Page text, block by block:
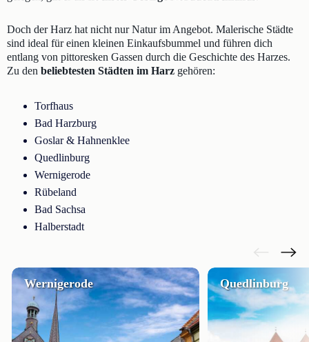
Doch der Harz hat nicht nur Natur im Angebot. Malerische Städte
sind ideal für einen kleinen Einkaufsbummel und führen dich
entlang von pittoresken Gassen durch die Geschichte des Harzes.
Zu den beliebtesten Städten im Harz gehören:
Torfhaus
Bad Harzburg
Goslar & Hahnenklee
Quedlinburg
Wernigerode
Rübeland
Bad Sachsa
Halberstadt
Wernigerode Quedlinburg